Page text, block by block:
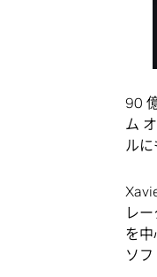
90
ム
ルに
レ
を
ソ